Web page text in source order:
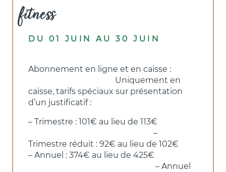
fitness
DU 01 JUIN AU 30 JUIN
Abonnement en ligne et en caisse :
Uniquement en
caisse, tarifs spéciaux sur présentation
d’un justificatif :
– Trimestre : 101€ au lieu de 113€
–
Trimestre réduit : 92€ au lieu de 102€
– Annuel : 374€ au lieu de 425€
– Annuel